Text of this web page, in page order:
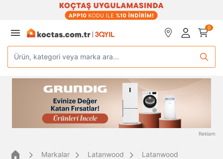
0
Ürün, kategori veya marka ara...
Reklam
Markalar Latanwood Latanwood